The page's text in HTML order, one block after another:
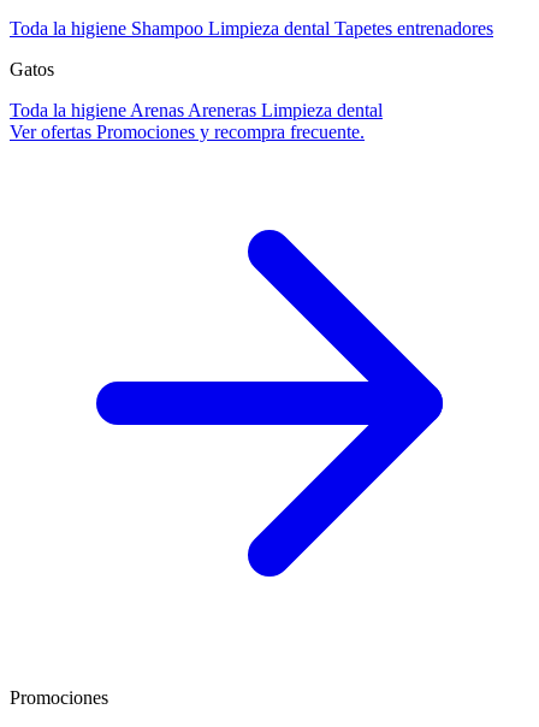
Toda la higiene Shampoo Limpieza dental Tapetes entrenadores
Gatos
Toda la higiene Arenas Areneras Limpieza dental
Ver ofertas Promociones y recompra frecuente.
Promociones